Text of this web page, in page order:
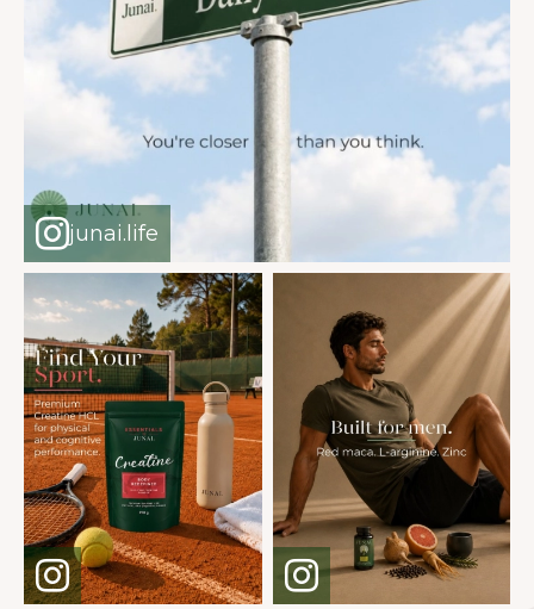
junai.life